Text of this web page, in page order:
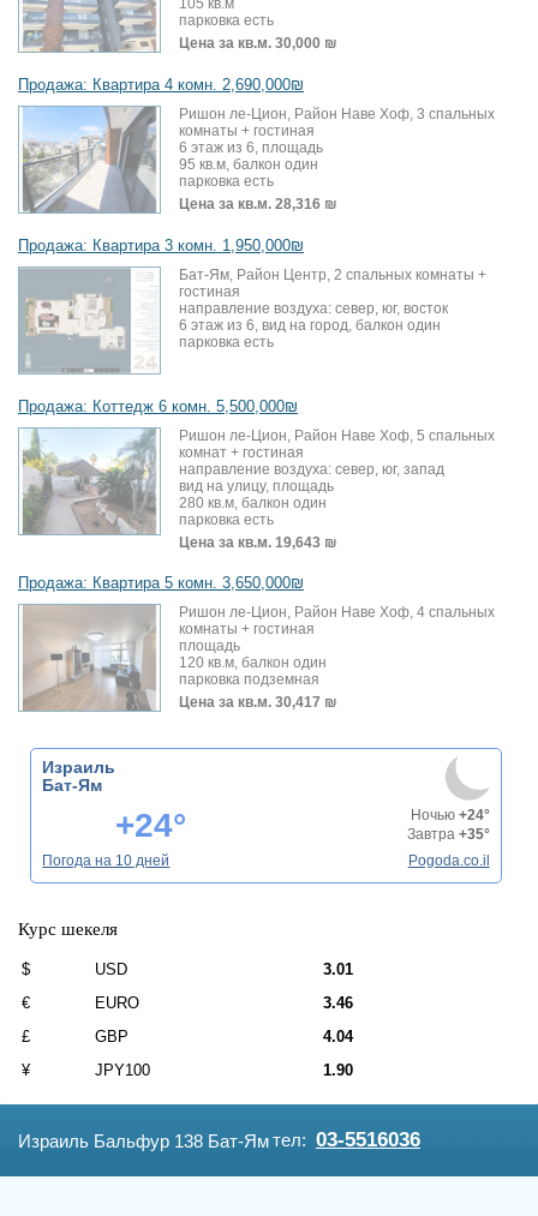
Израиль Бальфур 138 Бат-Ямтел: 03-5516036
парковка есть
Цена за кв.м. 30,000 ₪
Продажа: Квартира 4 комн. 2,690,000₪
Ришон ле-Цион, Район Наве Хоф, 3 спальных
комнаты + гостиная
6 этаж из 6, площадь
95 кв.м, балкон один
парковка есть
Цена за кв.м. 28,316 ₪
Продажа: Квартира 3 комн. 1,950,000₪
Бат-Ям, Район Центр, 2 спальных комнаты +
гостиная
направление воздуха: север, юг, восток
6 этаж из 6, вид на город, балкон один
парковка есть
Продажа: Коттедж 6 комн. 5,500,000₪
Ришон ле-Цион, Район Наве Хоф, 5 спальных
комнат + гостиная
направление воздуха: север, юг, запад
вид на улицу, площадь
280 кв.м, балкон один
парковка есть
Цена за кв.м. 19,643 ₪
Продажа: Квартира 5 комн. 3,650,000₪
Ришон ле-Цион, Район Наве Хоф, 4 спальных
комнаты + гостиная
площадь
120 кв.м, балкон один
парковка подземная
Цена за кв.м. 30,417 ₪
Израиль
Бат-Ям
+24° Ночью +24°
Завтра +35°
Погода на 10 дней
Pogoda.co.il
Курс шекеля
$ USD
3.01
€
EURO
3.46
£
GBP
4.04
¥
JPY100 1.90